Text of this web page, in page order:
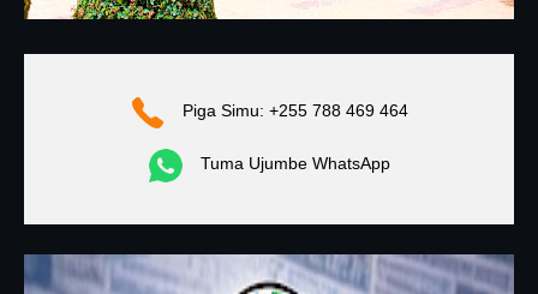
Piga Simu: +255 788 469 464
Tuma Ujumbe WhatsApp